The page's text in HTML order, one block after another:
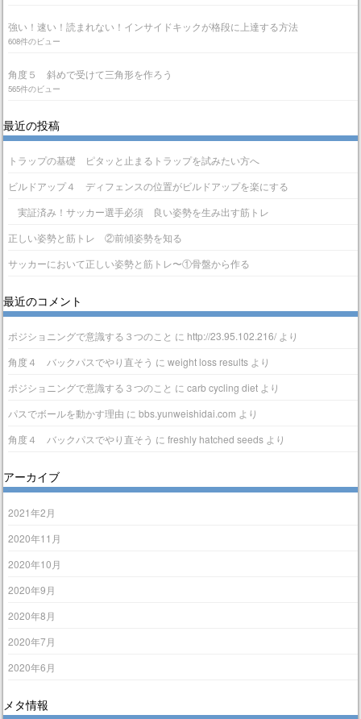
強い！速い！読まれない！インサイドキックが格段に上達する方法
608件のビュー
角度５ 斜めで受けて三角形を作ろう
565件のビュー
最近の投稿
トラップの基礎 ピタッと止まるトラップを試みたい方へ
ビルドアップ４ ディフェンスの位置がビルドアップを楽にする
実証済み！サッカー選手必須 良い姿勢を生み出す筋トレ
正しい姿勢と筋トレ ②前傾姿勢を知る
サッカーにおいて正しい姿勢と筋トレ〜①骨盤から作る
最近のコメント
ポジショニングで意識する３つのこと に http://23.95.102.216/ より
角度４ バックパスでやり直そう にweight loss results より
ポジショニングで意識する３つのこと にcarb cycling diet より
パスでボールを動かす理由 にbbs.yunweishidai.com より
角度４ バックパスでやり直そう にfreshly hatched seeds より
アーカイブ
2021年2月
2020年11月
2020年10月
2020年9月
2020年8月
2020年7月
2020年6月
メタ情報